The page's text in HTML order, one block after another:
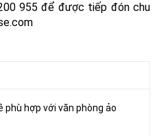
955 để được tiếp đón chu
phù hợp với văn phòng ảo